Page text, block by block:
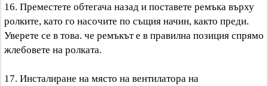
16. Преместете обтегача назад и поставете ремъка върху
ролките, като го насочите по същия начин, както преди.
Уверете се в това. че ремъкът е в правилна позиция спрямо
жлебовете на ролката.
17. Инсталиране на място на вентилатора на